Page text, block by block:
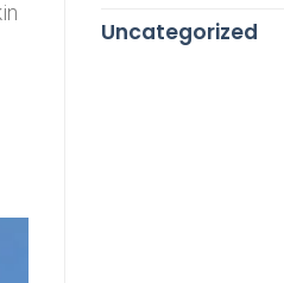
Uncategorized